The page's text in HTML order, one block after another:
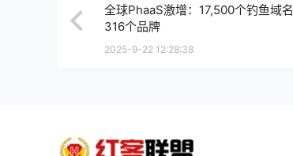
全球PhaaS激增：17,500个钓鱼域
316个品牌
2025-9-22 12:28:38